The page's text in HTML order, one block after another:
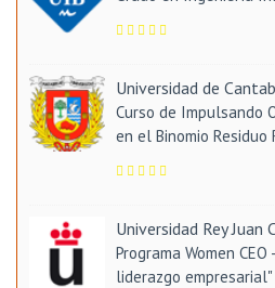
Universidad de
Curso de Impulsando
en el Binomio Residuo
Universidad Rey Juan
Programa Women
liderazgo empresarial"